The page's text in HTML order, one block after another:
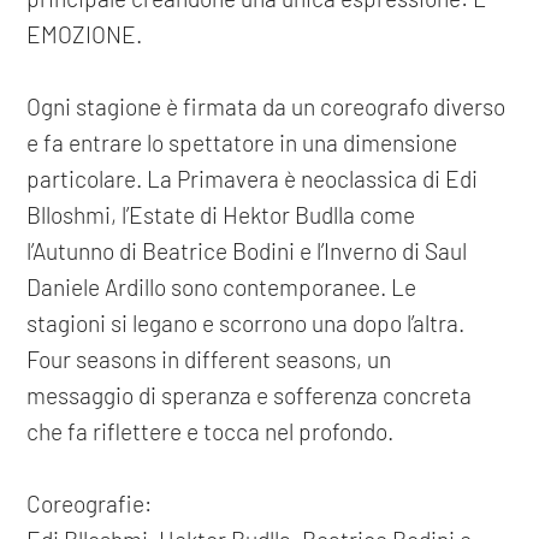
EMOZIONE.
Ogni stagione è firmata da un coreografo diverso
e fa entrare lo spettatore in una dimensione
particolare. La Primavera è neoclassica di Edi
Blloshmi, l’Estate di Hektor Budlla come
l’Autunno di Beatrice Bodini e l’Inverno di Saul
Daniele Ardillo sono contemporanee. Le
stagioni si legano e scorrono una dopo l’altra.
Four seasons in different seasons, un
messaggio di speranza e sofferenza concreta
che fa riflettere e tocca nel profondo.
Coreografie: